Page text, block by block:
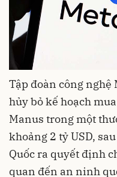
Tập đoàn công nghệ
hủy bỏ kế hoạch
Manus trong một
khoảng 2 tỷ USD,
Quốc ra quyết định
quan đến an ninh